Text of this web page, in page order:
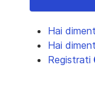
Hai
Hai
Registrati